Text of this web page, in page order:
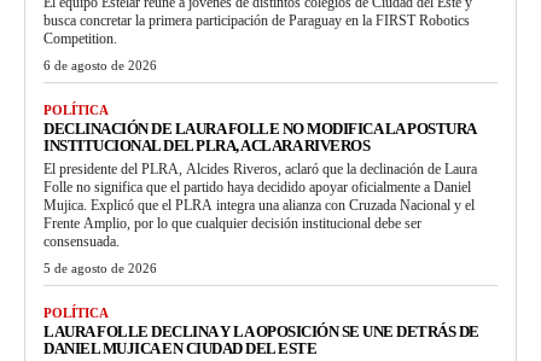
busca concretar la primera participación de Paraguay en la FIRST Robotics
Competition.
6 de agosto de 2026
POLÍTICA
DECLINACIÓN DE LAURA FOLLE NO MODIFICA LA POSTURA
INSTITUCIONAL DEL PLRA, ACLARA RIVEROS
El presidente del PLRA, Alcides Riveros, aclaró que la declinación de Laura
Folle no significa que el partido haya decidido apoyar oficialmente a Daniel
Mujica. Explicó que el PLRA integra una alianza con Cruzada Nacional y el
Frente Amplio, por lo que cualquier decisión institucional debe ser
consensuada.
5 de agosto de 2026
POLÍTICA
LAURA FOLLE DECLINA Y LA OPOSICIÓN SE UNE DETRÁS DE
DANIEL MUJICA EN CIUDAD DEL ESTE